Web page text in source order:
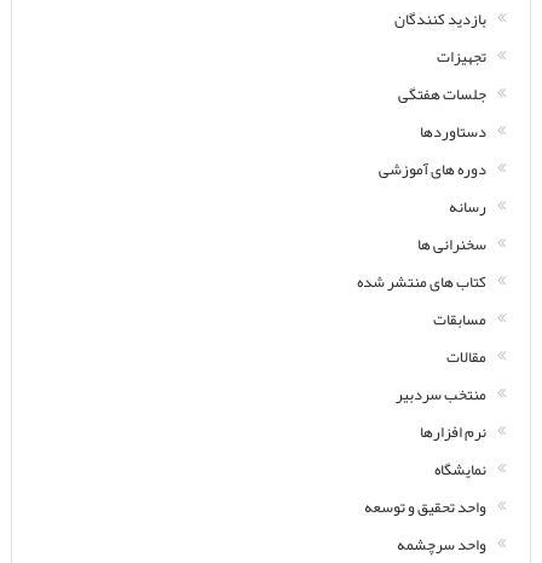
بازدید کنندگان
تجهیزات
جلسات هفتگی
دستاوردها
دوره های آموزشی
رسانه
سخنرانی ها
کتاب های منتشر شده
مسابقات
مقالات
منتخب سردبیر
نرم افزارها
نمایشگاه
واحد تحقیق و توسعه
واحد سرچشمه